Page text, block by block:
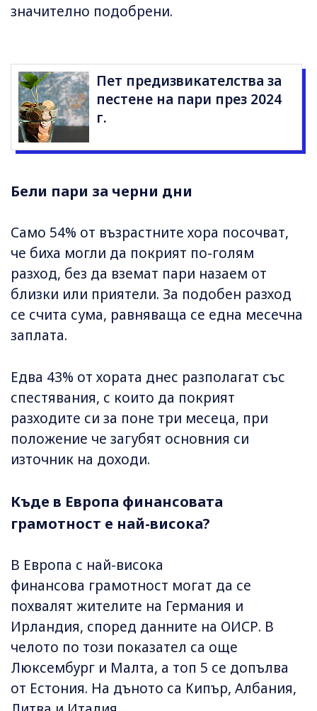
значително подобрени.
Пет предизвикателства за
пестене на пари през 2024
г.
Бели пари за черни дни
Само 54% от възрастните хора посочват,
че биха могли да покрият по-голям
разход, без да вземат пари назаем от
близки или приятели. За подобен разход
се счита сума, равняваща се една месечна
заплата.
Едва 43% от хората днес разполагат със
спестявания, с които да покрият
разходите си за поне три месеца, при
положение че загубят основния си
източник на доходи.
Къде в Европа финансовата
грамотност е най-висока?
В Европа с най-висока
финансова грамотност могат да се
похвалят жителите на Германия и
Ирландия, според данните на ОИСР. В
челото по този показател са още
Люксембург и Малта, а топ 5 се допълва
от Естония. На дъното са Кипър, Албания,